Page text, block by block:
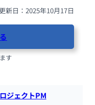
新日：2025年10月17日
す
ジェクトPM